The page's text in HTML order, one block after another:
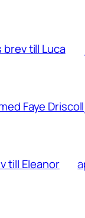
brev till Luca
Faye Driscoll
till Eleanor